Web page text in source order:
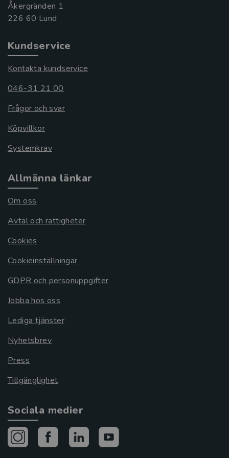
Åkergränden 1
Kundservice
Kontakta kundservice
046-31 21 00
Frågor och svar
Köpvillkor
Systemkrav
Allmänna länkar
Om oss
Avtal och rättigheter
Cookies
Cookieinställningar
GDPR och personuppgifter
Jobba hos oss
Lediga tjänster
Nyhetsbrev
Press
Tillgänglighet
Sociala medier